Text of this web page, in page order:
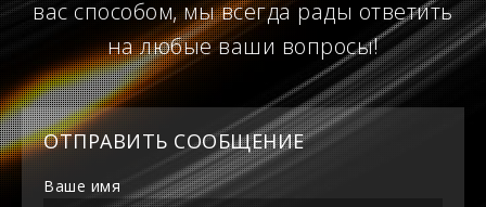
вас способом, мы всегда рады ответить
на любые ваши вопросы!
ОТПРАВИТЬ СООБЩЕНИЕ
Ваше имя